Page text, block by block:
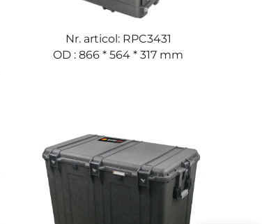
Nr. articol: RPC3431
OD : 866 * 564 * 317 mm